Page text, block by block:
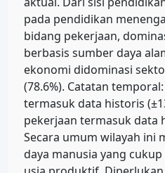
pada pendidikan
bidang pekerjaan,
berbasis sumber daya
ekonomi didominasi
(78.6%). Catatan
termasuk data historis
pekerjaan termasuk data
Secara umum wilayah ini
daya manusia yang